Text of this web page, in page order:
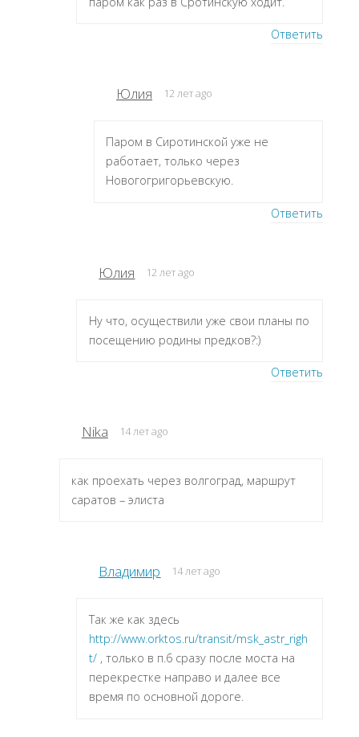
Ответить
Юлия 12 лет ago
Паром в Сиротинской уже не
работает, только через
Новогогригорьевскую.
Ответить
Юлия 12 лет ago
Ну что, осуществили уже свои планы по
посещению родины предков?:)
Ответить
Nika 14 лет ago
как проехать через волгоград, маршрут
саратов – элиста
Владимир 14 лет ago
Так же как здесь
http://www.orktos.ru/transit/msk_astr_righ
t/, только в п.6 сразу после моста на
перекрестке направо и далее все
время по основной дороге.